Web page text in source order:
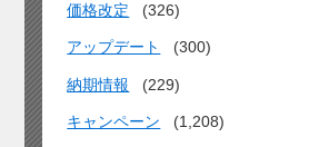
価格改定 (326)
アップデート (300)
納期情報 (229)
キャンペーン (1,208)